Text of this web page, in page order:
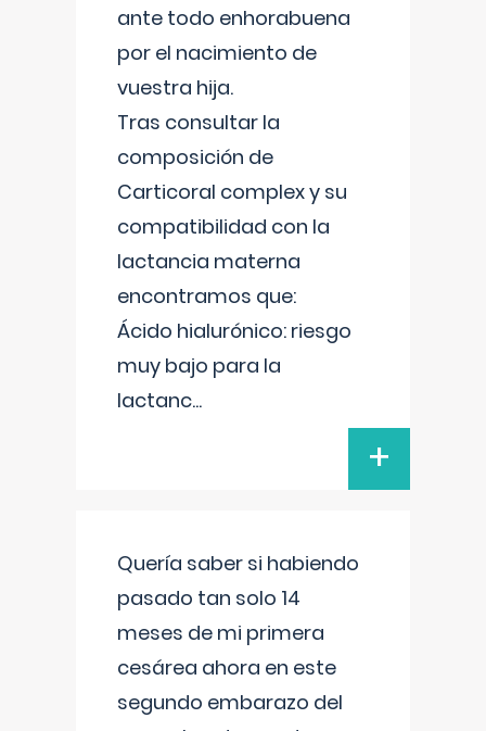
ante todo enhorabuena
por el nacimiento de
vuestra hija.
Tras consultar la
composición de
Carticoral complex y su
compatibilidad con la
lactancia materna
encontramos que:
Ácido hialurónico: riesgo
muy bajo para la
lactanc...
+
Quería saber si habiendo
pasado tan solo 14
meses de mi primera
cesárea ahora en este
segundo embarazo del